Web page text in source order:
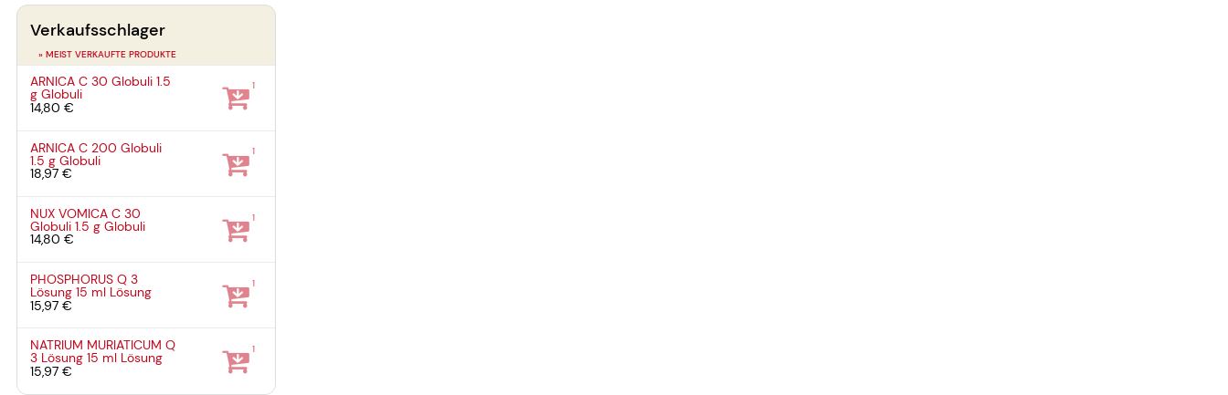
Verkaufsschlager
» MEIST VERKAUFTE PRODUKTE
ARNICA C 30 Globuli1.5
gGlobuli
14,80 €
1
ARNICA C 200 Globuli
1.5 gGlobuli
18,97 €
1
NUX VOMICA C 30
Globuli1.5 gGlobuli
14,80 €
1
PHOSPHORUS Q 3
Lösung15 ml Lösung
15,97 €
1
NATRIUM MURIATICUM Q
3 Lösung15 ml Lösung
15,97 €
1